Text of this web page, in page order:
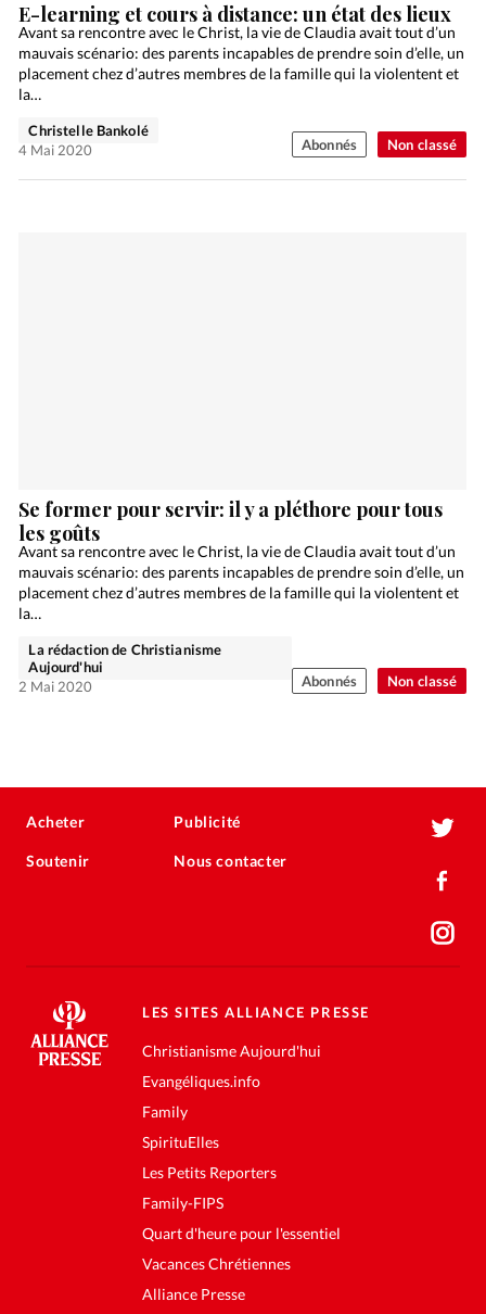
Non classé
E-learning et cours à distance: un état des lieux
Avant sa rencontre avec le Christ, la vie de Claudia avait tout d’un
mauvais scénario: des parents incapables de prendre soin d’elle, un
placement chez d’autres membres de la famille qui la violentent et
la…
Christelle Bankolé
4 Mai 2020
Abonnés
Non classé
Se former pour servir: il y a pléthore pour tous
les goûts
Avant sa rencontre avec le Christ, la vie de Claudia avait tout d’un
mauvais scénario: des parents incapables de prendre soin d’elle, un
placement chez d’autres membres de la famille qui la violentent et
la…
La rédaction de Christianisme
Aujourd'hui
2 Mai 2020
Abonnés
Acheter
Soutenir
Publicité
Nous contacter
LES SITES ALLIANCE PRESSE
Christianisme Aujourd'hui
Evangéliques.info
Family
SpirituElles
Les Petits Reporters
Family-FIPS
Quart d'heure pour l'essentiel
Vacances Chrétiennes
Alliance Presse